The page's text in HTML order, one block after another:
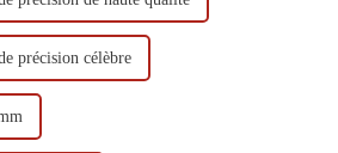
précision célèbre